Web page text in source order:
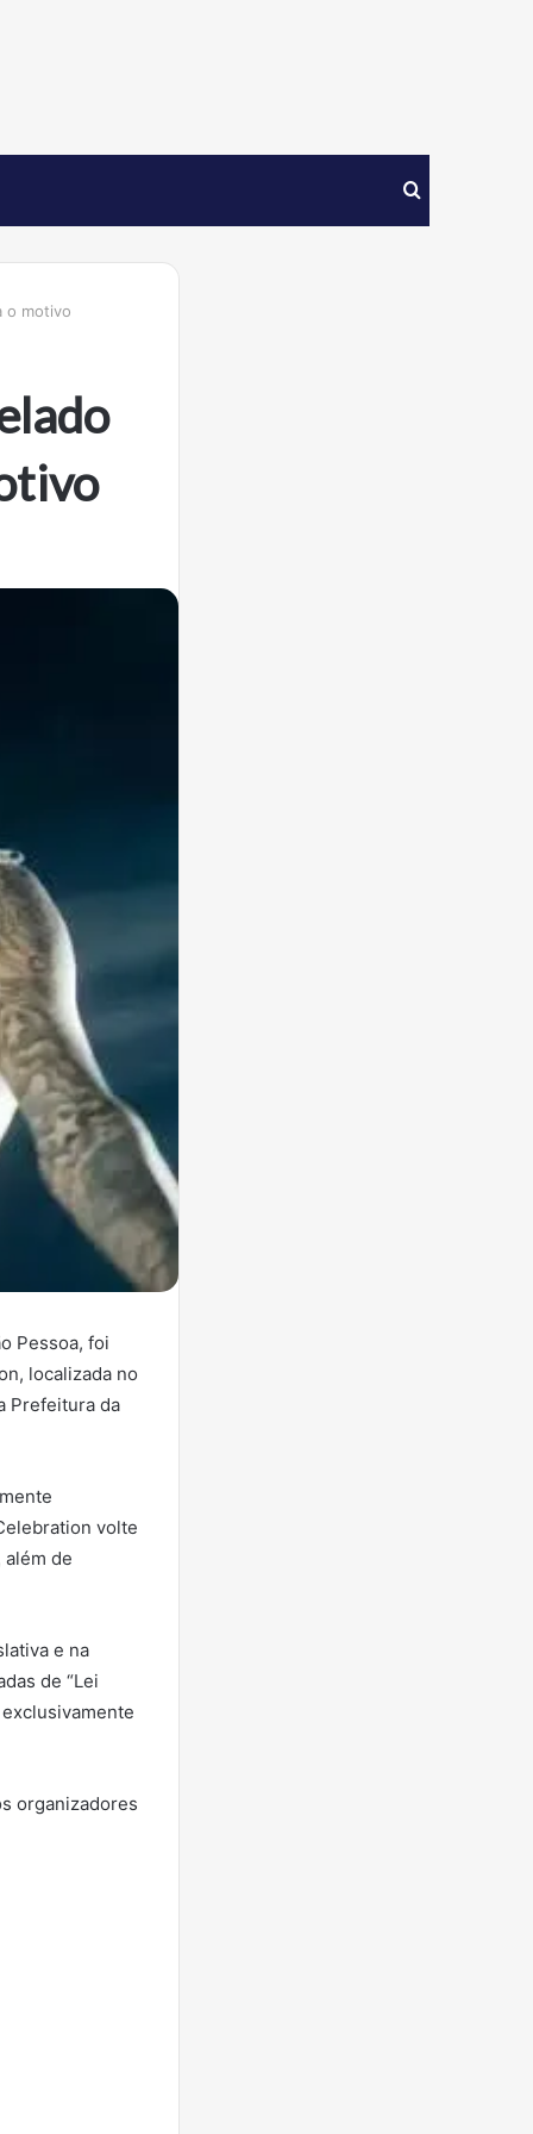
Procurar
o motivo
Pessoa, foi
localizada no
Prefeitura da
volte
de
e na
de “Lei
organizadores